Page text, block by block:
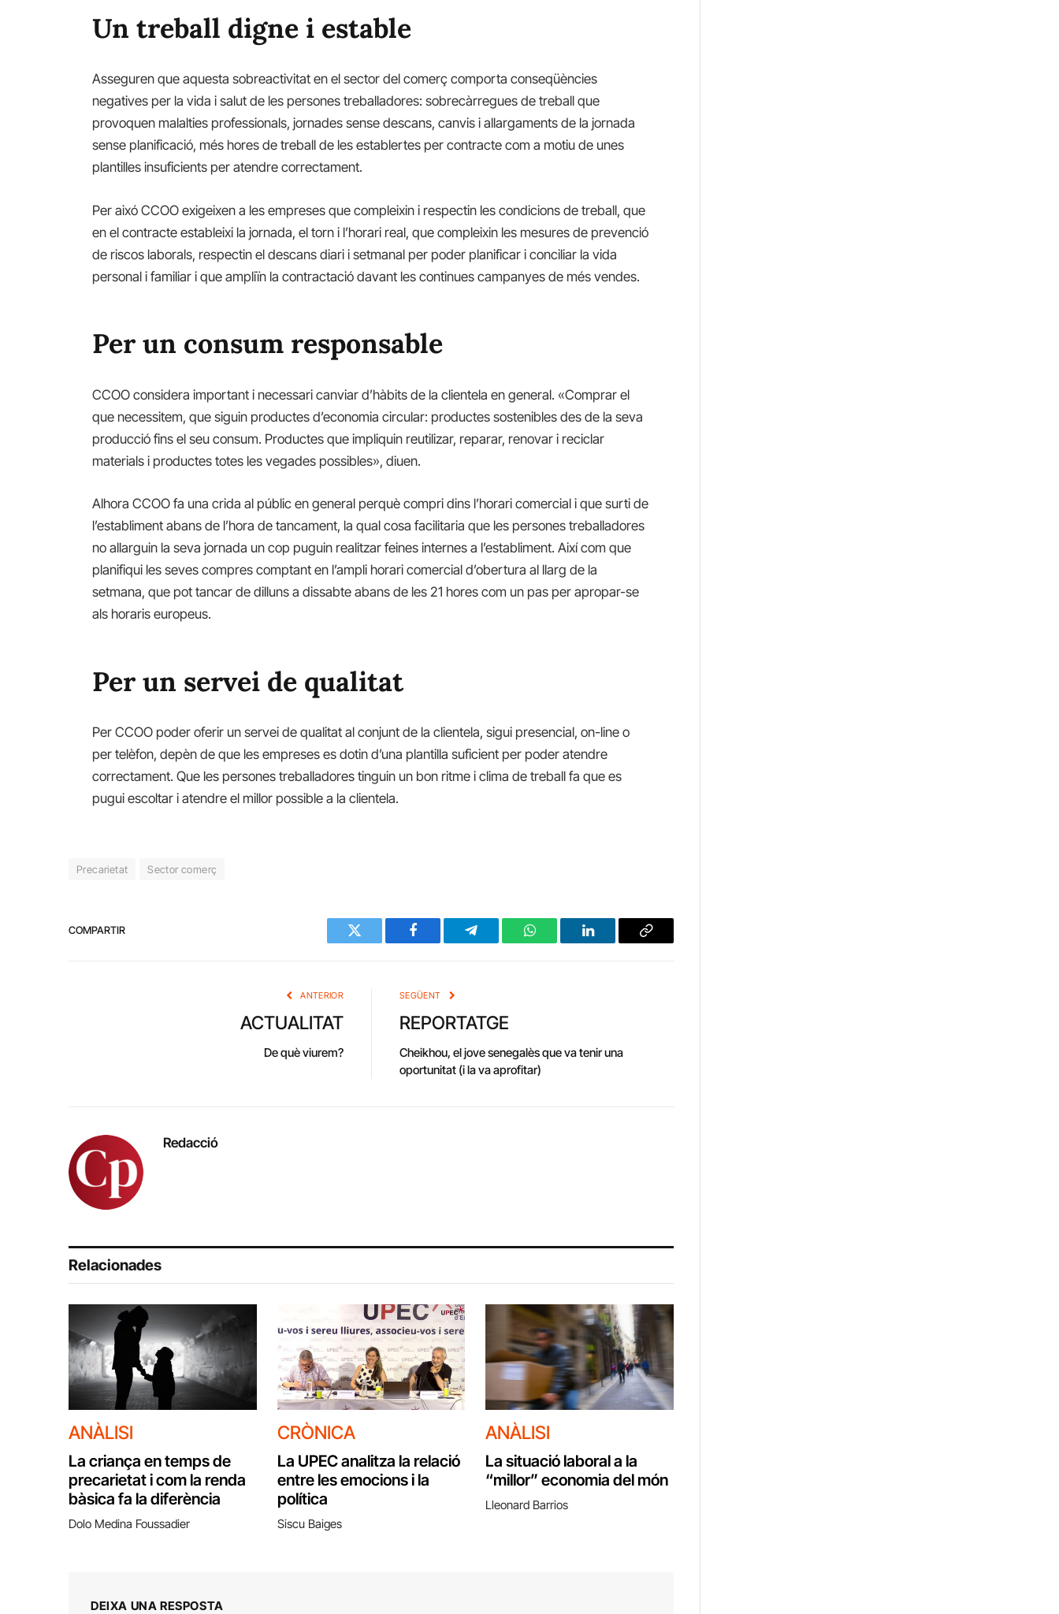
Un treball digne i estable
Asseguren que aquesta sobreactivitat en el sector del comerç comporta conseqüències
negatives per la vida i salut de les persones treballadores: sobrecàrregues de treball que
provoquen malalties professionals, jornades sense descans, canvis i allargaments de la jornada
sense planificació, més hores de treball de les establertes per contracte com a motiu de unes
plantilles insuficients per atendre correctament.
Per aixó CCOO exigeixen a les empreses que compleixin i respectin les condicions de treball, que
en el contracte estableixi la jornada, el torn i l’horari real, que compleixin les mesures de prevenció
de riscos laborals, respectin el descans diari i setmanal per poder planificar i conciliar la vida
personal i familiar i que ampliïn la contractació davant les continues campanyes de més vendes.
Per un consum responsable
CCOO considera important i necessari canviar d’hàbits de la clientela en general. «Comprar el
que necessitem, que siguin productes d’economia circular: productes sostenibles des de la seva
producció fins el seu consum. Productes que impliquin reutilizar, reparar, renovar i reciclar
materials i productes totes les vegades possibles», diuen.
Alhora CCOO fa una crida al públic en general perquè compri dins l’horari comercial i que surti de
l’establiment abans de l’hora de tancament, la qual cosa facilitaria que les persones treballadores
no allarguin la seva jornada un cop puguin realitzar feines internes a l’establiment. Així com que
planifiqui les seves compres comptant en l’ampli horari comercial d’obertura al llarg de la
setmana, que pot tancar de dilluns a dissabte abans de les 21 hores com un pas per apropar-se
als horaris europeus.
Per un servei de qualitat
Per CCOO poder oferir un servei de qualitat al conjunt de la clientela, sigui presencial, on-line o
per telèfon, depèn de que les empreses es dotin d’una plantilla suficient per poder atendre
correctament. Que les persones treballadores tinguin un bon ritme i clima de treball fa que es
pugui escoltar i atendre el millor possible a la clientela.
Precarietat Sector comerç
COMPARTIR
Twitter Facebook Telegram WhatsAppLinkedIn Copy
ANTERIOR
ACTUALITAT
De què viurem?
SEGÜENT
REPORTATGE
Cheikhou, el jove senegalès que va tenir una
oportunitat (i la va aprofitar)
Redacció
Relacionades
ANÀLISI
La criança en temps de
precarietat i com la renda
bàsica fa la diferència
Dolo Medina Foussadier
CRÒNICA
La UPEC analitza la relació
entre les emocions i la
política
Siscu Baiges
ANÀLISI
La situació laboral a la
“millor” economia del món
Lleonard Barrios
DEIXA UNA RESPOSTA